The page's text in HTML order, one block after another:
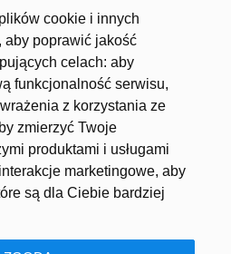
cookie i innych
poprawić jakość
celach: aby
funkcjonalność serwisu,
z korzystania ze
zmierzyć Twoje
produktami i usługami
marketingowe, aby
są dla Ciebie bardziej
Account
Create an account
Log in